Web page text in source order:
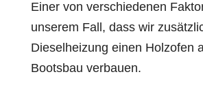
Einer von verschiedenen
unserem Fall, dass wir
Dieselheizung einen Holzofen
Bootsbau verbauen.